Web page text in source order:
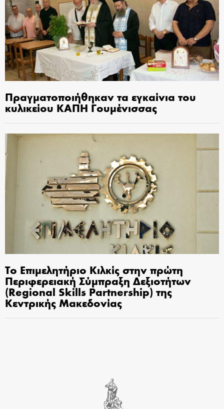
Πραγματοποιήθηκαν τα εγκαίνια του
κυλικείου ΚΑΠΗ Γουμένισσας
Το Επιμελητήριο Κιλκίς στην πρώτη
Περιφερειακή Σύμπραξη Δεξιοτήτων
(Regional Skills Partnership) της
Κεντρικής Μακεδονίας